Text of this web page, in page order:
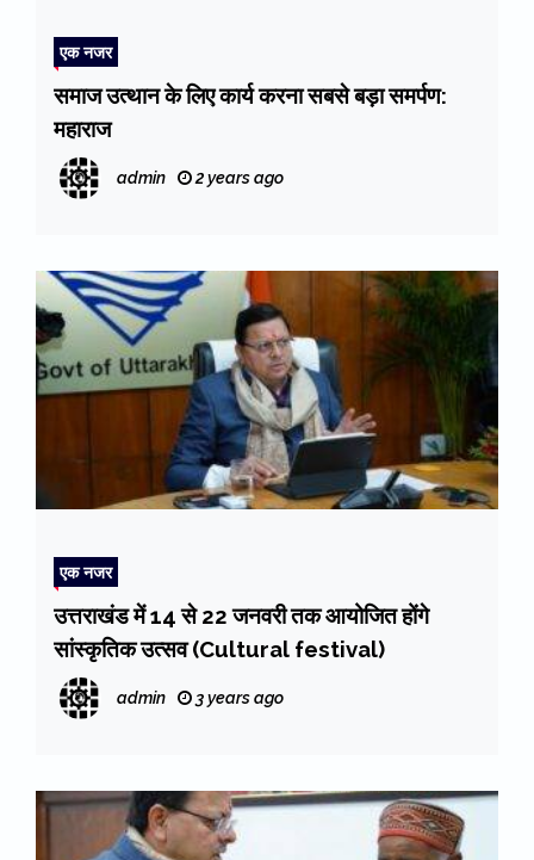
एक नजर
समाज उत्थान के लिए कार्य करना सबसे बड़ा समर्पण:
महाराज
admin 2 years ago
एक नजर
उत्तराखंड में 14 से 22 जनवरी तक आयोजित होंगे
सांस्कृतिक उत्सव (Cultural festival)
admin 3 years ago